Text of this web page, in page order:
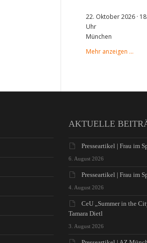
22. Oktober 2026 ·
Uhr
München
Mehr anzeigen …
AKTUELLE
Presseartikel | Frau im
6. August 2026
Presseartikel | Frau im
4. August 2026
CeU „Summer in the
Tamara Dietl
3. August 2026